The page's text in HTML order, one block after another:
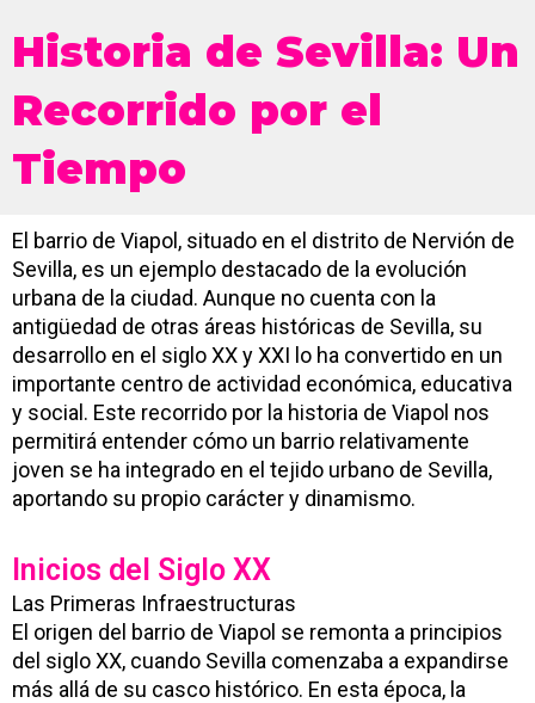
Historia de Sevilla: Un
Recorrido por el
Tiempo
El barrio de Viapol, situado en el distrito de Nervión de
Sevilla, es un ejemplo destacado de la evolución
urbana de la ciudad. Aunque no cuenta con la
antigüedad de otras áreas históricas de Sevilla, su
desarrollo en el siglo XX y XXI lo ha convertido en un
importante centro de actividad económica, educativa
y social. Este recorrido por la historia de Viapol nos
permitirá entender cómo un barrio relativamente
joven se ha integrado en el tejido urbano de Sevilla,
aportando su propio carácter y dinamismo.
Inicios del Siglo XX
Las Primeras Infraestructuras
El origen del barrio de Viapol se remonta a principios
del siglo XX, cuando Sevilla comenzaba a expandirse
más allá de su casco histórico. En esta época, la